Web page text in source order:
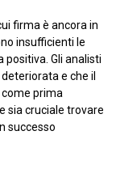
firma è ancora in
insufficienti le
positiva. Gli analisti
e che il
prima
sia cruciale trovare
successo